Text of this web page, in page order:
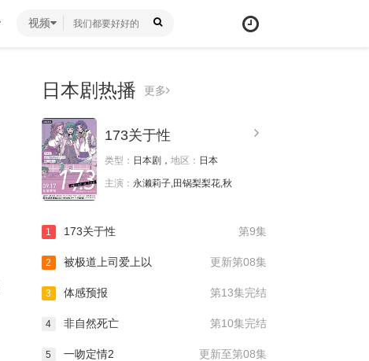
视频
日本剧热播 更多
173关于性
类型： 日本剧， 地区： 日本
主演： 永濑莉子,田锅梨梨花,秋
第9集
1 173关于性
更新第08集
2 被极道上司爱上以
第13集完结
3 体感预报
第10集完结
4 非自然死亡
更新至第08集
5 一吻定情2